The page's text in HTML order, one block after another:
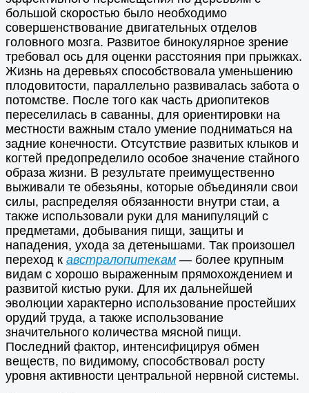
большой скоростью было необходимо
совершенствование двигательных отделов
головного мозга. Развитое бинокулярное зрение
требовал ось для оценки расстояния при прыжках.
Жизнь на деревьях способствовала уменьшению
плодовитости, параллельно развивалась забота о
потомстве. После того как часть дриопитеков
переселилась в саванны, для ориентировки на
местности важным стало умение подниматься на
задние конечности. Отсутствие развитых клыков и
когтей предопределило особое значение стайного
образа жизни. В результате преимущественно
выживали те обезьяны, которые объединяли свои
силы, распределяя обязанности внутри стаи, а
также использовали руки для манипуляций с
предметами, добывания пищи, защиты и
нападения, ухода за детенышами. Так произошел
переход к австралопитекам — более крупным
видам с хорошо выраженным прямохождением и
развитой кистью руки. Для их дальнейшей
эволюции характерно использование простейших
орудий труда, а также использование
значительного количества мясной пищи.
Последний фактор, интенсифицируя обмен
веществ, по видимому, способствовал росту
уровня активности центральной нервной системы.